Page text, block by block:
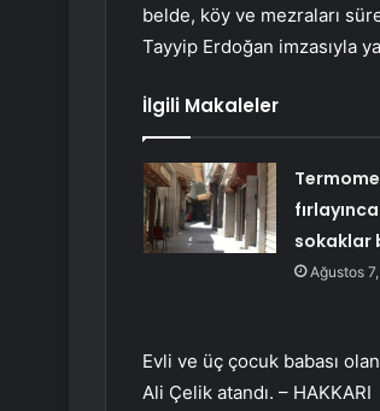
belde, köy ve mezraları
Tayyip Erdoğan imzasıyla
İlgili Makaleler
sokaklar
Ağustos
Evli ve üç çocuk babası
Ali Çelik atandı. – HAKKARI